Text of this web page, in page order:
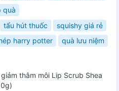
quà
tẩu hút thuốc
squishy giá rẻ
harry potter
quà lưu niệm
thâm môi Lip Scrub Shea